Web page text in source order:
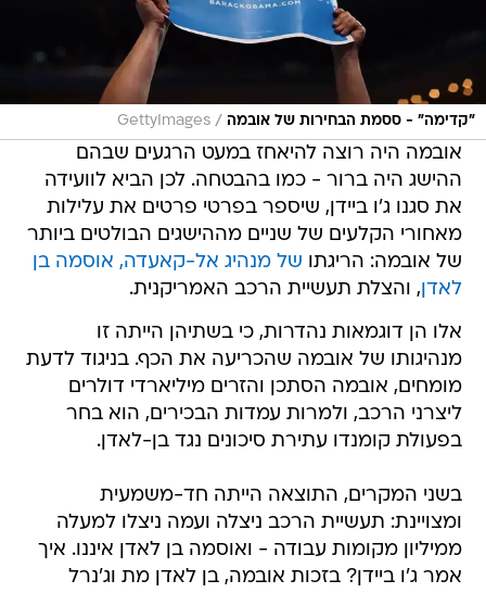
"קדימה" - ססמת הבחירות של אובמה /
GettyImages
אובמה היה רוצה להיאחז במעט הרגעים שבהם
ההישג היה ברור - כמו בהבטחה. לכן הביא לוועידה
את סגנו ג'ו ביידן, שיספר בפרטי פרטים את עלילות
מאחורי הקלעים של שניים מההישגים הבולטים ביותר
של אובמה: הריגתו של מנהיג אל-קאעדה, אוסמה בן
לאדן, והצלת תעשיית הרכב האמריקנית.
אלו הן דוגמאות נהדרות, כי בשתיהן הייתה זו
מנהיגותו של אובמה שהכריעה את הכף. בניגוד לדעת
מומחים, אובמה הסתכן והזרים מיליארדי דולרים
ליצרני הרכב, ולמרות עמדות הבכירים, הוא בחר
בפעולת קומנדו עתירת סיכונים נגד בן-לאדן.
בשני המקרים, התוצאה הייתה חד-משמעית
ומצויינת: תעשיית הרכב ניצלה ועמה ניצלו למעלה
ממיליון מקומות עבודה - ואוסמה בן לאדן איננו. איך
אמר ג'ו ביידן? בזכות אובמה, בן לאדן מת וג'נרל